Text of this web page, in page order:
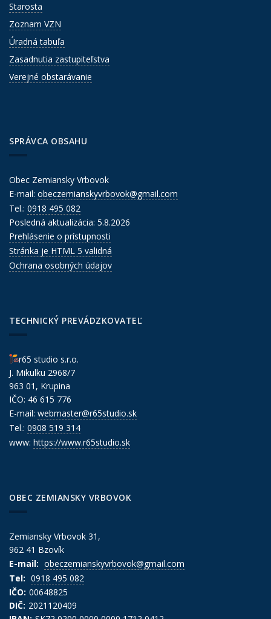
Starosta
Zoznam VZN
Úradná tabuľa
Zasadnutia zastupiteľstva
Verejné obstarávanie
SPRÁVCA OBSAHU
Obec Zemiansky Vrbovok
E-mail: obeczemianskyvrbovok@gmail.com
Tel.: 0918 495 082
Posledná aktualizácia: 5.8.2026
Prehlásenie o prístupnosti
Stránka je HTML 5 validná
Ochrana osobných údajov
TECHNICKÝ PREVÁDZKOVATEĽ
r65 studio s.r.o.
J. Mikulku 2968/7
963 01, Krupina
IČO: 46 615 776
E-mail: webmaster@r65studio.sk
Tel.: 0908 519 314
www: https://www.r65studio.sk
OBEC ZEMIANSKY VRBOVOK
Zemiansky Vrbovok 31,
962 41 Bzovík
E-mail: obeczemianskyvrbovok@gmail.com
Tel: 0918 495 082
IČO: 00648825
DIČ: 2021120409